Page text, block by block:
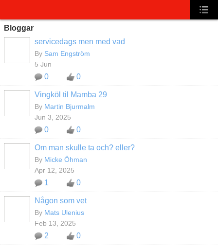
Bloggar
servicedags men med vad
By Sam Engström
5 Jun
0 0
Vingköl til Mamba 29
By Martin Bjurmalm
Jun 3, 2025
0 0
Om man skulle ta och? eller?
By Micke Öhman
Apr 12, 2025
1 0
Någon som vet
By Mats Ulenius
Feb 13, 2025
2 0